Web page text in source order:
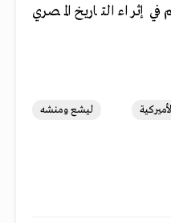
إثراء التاريخ المصري
ليشع ومنشه